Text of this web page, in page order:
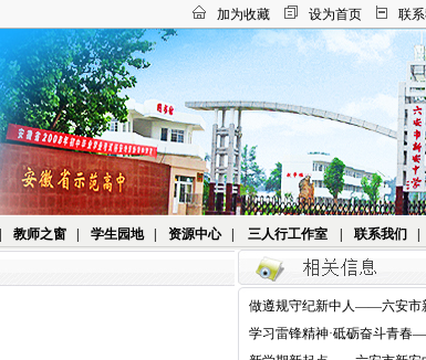
加为收藏 设为首页 联
教师之窗 学生园地 资源中心 三人行工作室 联系我们
做遵规守纪新中人——六安市
中
学习雷锋精神·砥砺奋斗青春